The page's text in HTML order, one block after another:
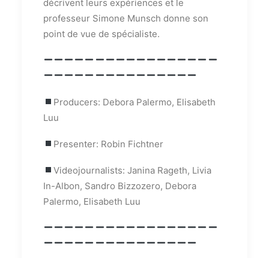
décrivent leurs expériences et le
professeur Simone Munsch donne son
point de vue de spécialiste.
Producers: Debora Palermo, Elisabeth
Luu
Presenter: Robin Fichtner
Videojournalists: Janina Rageth, Livia
In-Albon, Sandro Bizzozero, Debora
Palermo, Elisabeth Luu